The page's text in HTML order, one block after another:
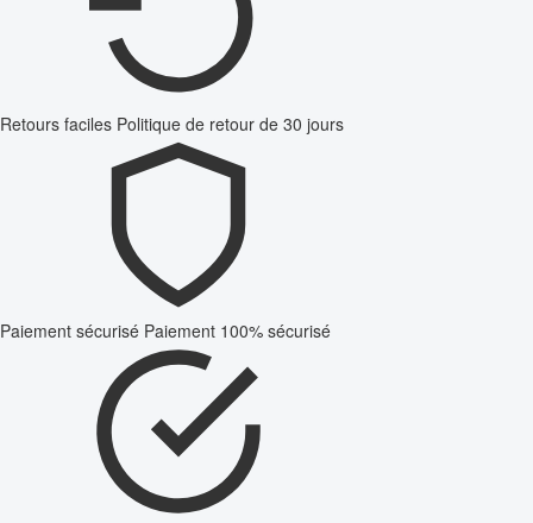
Retours faciles Politique de retour de 30 jours
Paiement sécurisé Paiement 100% sécurisé